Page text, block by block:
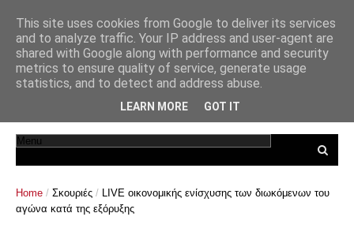
Home / Σκουριές / LIVE οικονομικής ενίσχυσης των διωκόμενων του
αγώνα κατά της εξόρυξης
This site uses cookies from Google to deliver its services
and to analyze traffic. Your IP address and user-agent are
shared with Google along with performance and security
metrics to ensure quality of service, generate usage
statistics, and to detect and address abuse.
LEARN MORE GOT IT